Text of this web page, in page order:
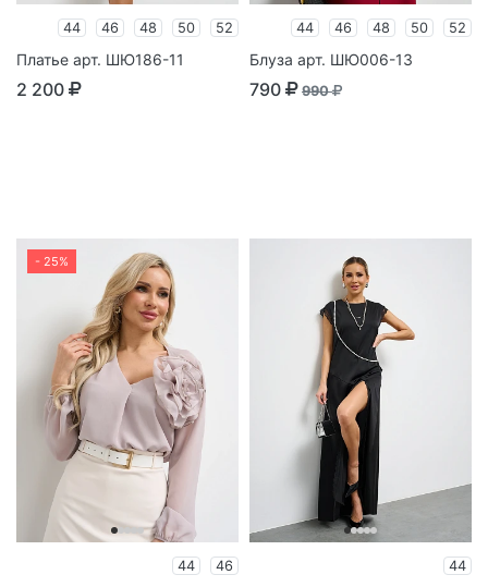
44 46 48 50 52
Платье арт. ШЮ186-11
2 200
44 46 48 50 52
Блуза арт. ШЮ006-13
790 990
- 25%
44 46 44